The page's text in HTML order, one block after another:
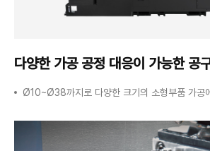
다양한 가공 공정 대응이 가능한 공
Ø10~Ø38까지로 다양한 크기의 소형부품 가공